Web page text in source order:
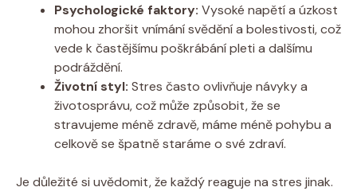
Psychologické faktory: Vysoké napětí a úzkost⁢
mohou zhoršit‍ vnímání svědění a bolestivosti, ⁢což​
vede k ‍častějšímu poškrábání pleti a dalšímu
⁢podráždění.
Životní styl: Stres často ovlivňuje návyky a⁤
životosprávu, což může‍ způsobit, že se⁢
stravujeme méně zdravě, máme méně pohybu a
celkově se špatně ⁤staráme o své zdraví.
Je důležité ‍si uvědomit, ⁣že každý reaguje na stres‍ jinak.